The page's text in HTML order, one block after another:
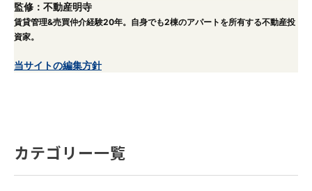
監修：不動産明寺
賃貸管理&売買仲介経験20年。自身でも2棟のアパートを所有する不動産投
資家。
当サイトの編集方針
カテゴリー一覧